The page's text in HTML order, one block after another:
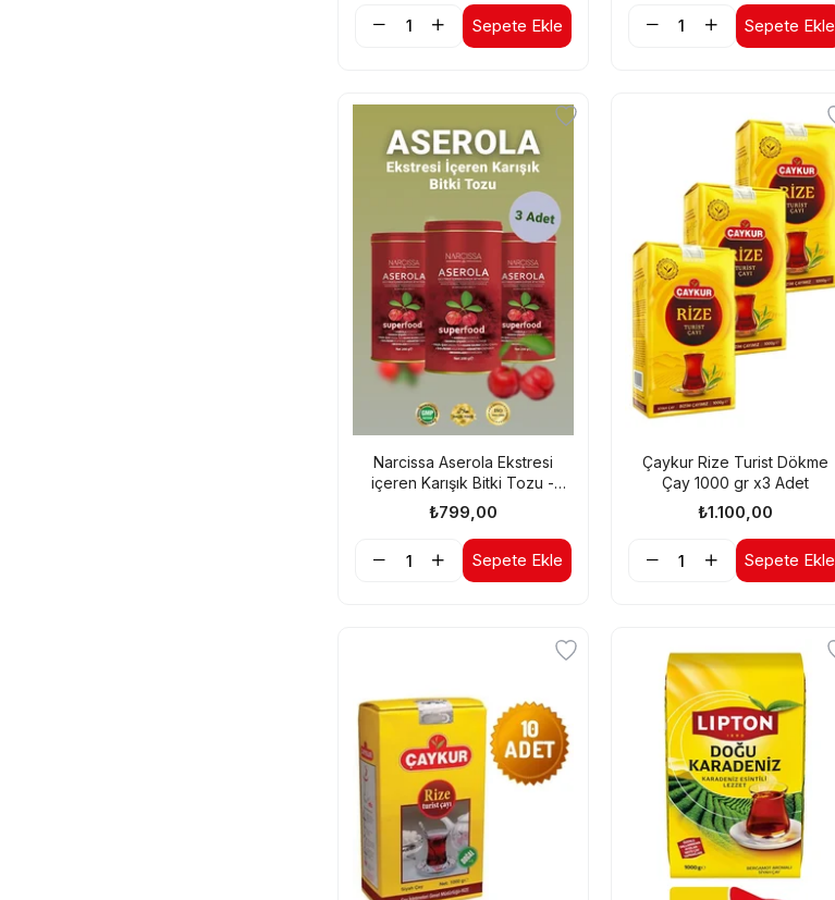
Sepete Ekle Sepete Ekle
Narcissa Aserola Ekstresi
içeren Karışık Bitki Tozu -
Aserola Detoks Form Çayı x3
Adet
₺799,00
Sepete Ekle
Çaykur Rize Turist Dökme
Çay 1000 gr x3 Adet
₺1.100,00
Sepete Ekle